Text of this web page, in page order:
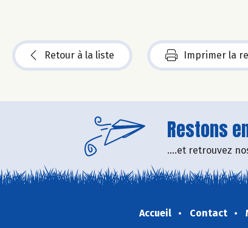
Retour à la liste Imprimer la
Restons
....et retrouvez
Accueil Contact